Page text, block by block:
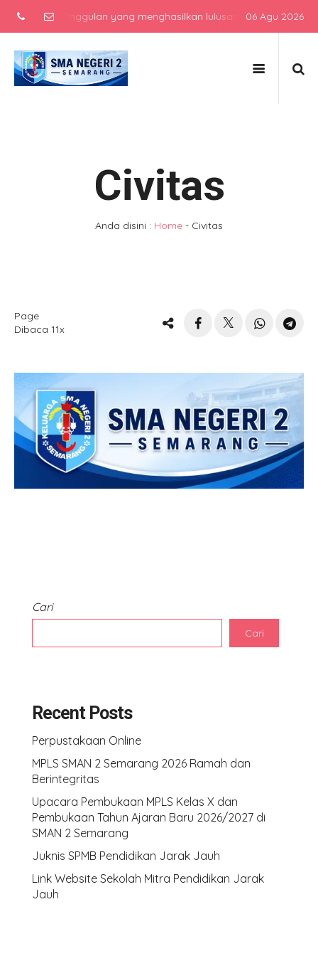
atas unggulan yang menghasilkan lulusan berkarakter,
06 Agu 2026
Civitas
Anda disini : Home - Civitas
Page
Dibaca 11x
Cari
Cari
Recent Posts
Perpustakaan Online
MPLS SMAN 2 Semarang 2026 Ramah dan
Berintegritas
Upacara Pembukaan MPLS Kelas X dan
Pembukaan Tahun Ajaran Baru 2026/2027 di
SMAN 2 Semarang
Juknis SPMB Pendidikan Jarak Jauh
Link Website Sekolah Mitra Pendidikan Jarak
Jauh